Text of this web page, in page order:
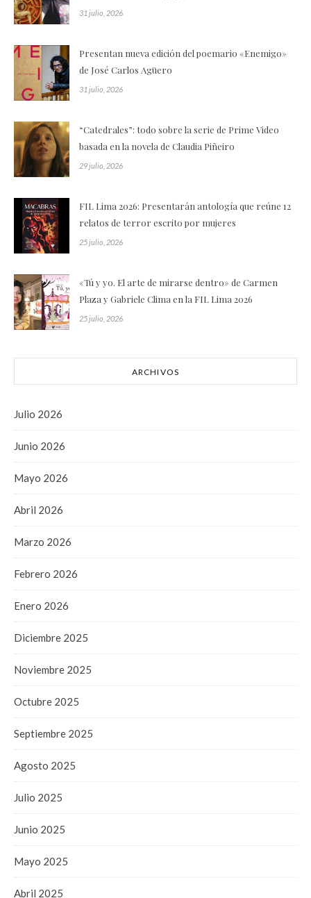
31 julio, 2026
Presentan nueva edición del poemario «Enemigo»
de José Carlos Agüero
31 julio, 2026
“Catedrales”: todo sobre la serie de Prime Video
basada en la novela de Claudia Piñeiro
29 julio, 2026
FIL Lima 2026: Presentarán antología que reúne 12
relatos de terror escrito por mujeres
25 julio, 2026
«Tú y yo. El arte de mirarse dentro» de Carmen
Plaza y Gabriele Clima en la FIL Lima 2026
25 julio, 2026
ARCHIVOS
Julio 2026
Junio 2026
Mayo 2026
Abril 2026
Marzo 2026
Febrero 2026
Enero 2026
Diciembre 2025
Noviembre 2025
Octubre 2025
Septiembre 2025
Agosto 2025
Julio 2025
Junio 2025
Mayo 2025
Abril 2025